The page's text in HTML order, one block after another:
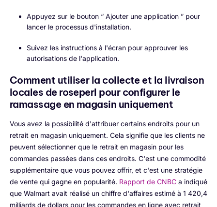
Appuyez sur le bouton “ Ajouter une application ” pour
lancer le processus d'installation.
Suivez les instructions à l'écran pour approuver les
autorisations de l'application.
Comment utiliser la collecte et la livraison
locales de roseperl pour configurer le
ramassage en magasin uniquement
Vous avez la possibilité d'attribuer certains endroits pour un
retrait en magasin uniquement. Cela signifie que les clients ne
peuvent sélectionner que le retrait en magasin pour les
commandes passées dans ces endroits. C'est une commodité
supplémentaire que vous pouvez offrir, et c'est une stratégie
de vente qui gagne en popularité. Rapport de CNBC a indiqué
que Walmart avait réalisé un chiffre d'affaires estimé à 1 420,4
milliards de dollars pour les commandes en ligne avec retrait